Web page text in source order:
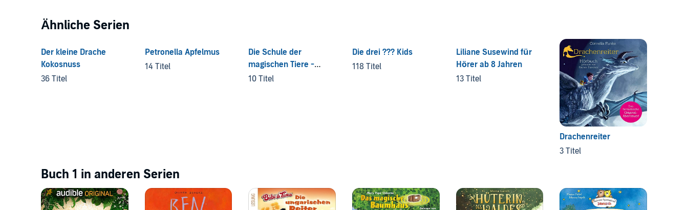
Ähnliche Serien
Der kleine Drache
Kokosnuss
36 Titel
Petronella Apfelmus
14 Titel
Die Schule der
magischen Tiere -
Endlich Ferien
10 Titel
Die drei ??? Kids
118 Titel
Liliane Susewind für
Hörer ab 8 Jahren
13 Titel
Drachenreiter
3 Titel
Buch 1 in anderen Serien